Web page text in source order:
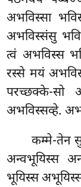
अभविस्सा
अभविस्संसु
त्वं अभविस्स
रस्से मयं
परच्छक्के-सो
अभविस्सव्हे.
कम्मे-तेन
अन्वभूयिस्स
भूयिस्स